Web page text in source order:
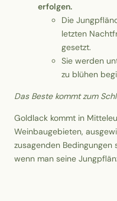
erfolgen.
Die
letzten
gesetzt.
Sie werden
zu blühen
Das Beste kommt zum
Goldlack kommt in
Weinbaugebieten,
zusagenden Bedingungen
wenn man seine